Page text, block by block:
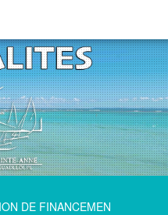
DE FINANCEMEN